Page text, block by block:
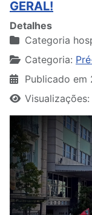
GERAL!
Detalhes
Categoria
Categoria:
Publicado